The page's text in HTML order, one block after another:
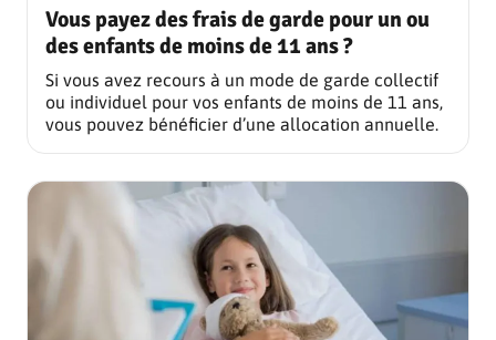
Vous payez des frais de garde pour un ou
des enfants de moins de 11 ans ?
Si vous avez recours à un mode de garde collectif
ou individuel pour vos enfants de moins de 11 ans,
vous pouvez bénéficier d’une allocation annuelle.